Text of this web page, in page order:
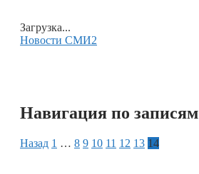
Загрузка...
Новости СМИ2
Навигация по записям
Назад 1 … 8 9 10 11 12 13 14